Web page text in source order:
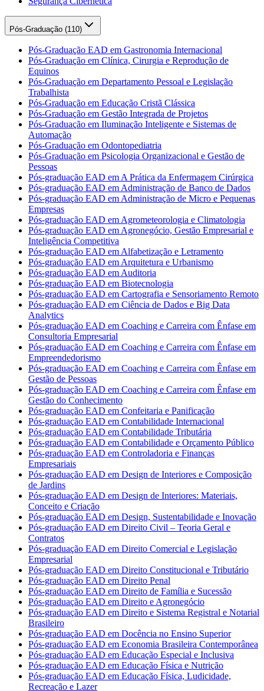
Pós-Graduação (110)
Pós-Graduação EAD em Gastronomia Internacional
Pós-Graduação em Clínica, Cirurgia e Reprodução de
Equinos
Pós-Graduação em Departamento Pessoal e Legislação
Trabalhista
Pós-Graduação em Educação Cristã Clássica
Pós-Graduação em Gestão Integrada de Projetos
Pós-Graduação em Iluminação Inteligente e Sistemas de
Automação
Pós-Graduação em Odontopediatria
Pós-Graduação em Psicologia Organizacional e Gestão de
Pessoas
Pós-graduação EAD em A Prática da Enfermagem Cirúrgica
Pós-graduação EAD em Administração de Banco de Dados
Pós-graduação EAD em Administração de Micro e Pequenas
Empresas
Pós-graduação EAD em Agrometeorologia e Climatologia
Pós-graduação EAD em Agronegócio, Gestão Empresarial e
Inteligência Competitiva
Pós-graduação EAD em Alfabetização e Letramento
Pós-graduação EAD em Arquitetura e Urbanismo
Pós-graduação EAD em Auditoria
Pós-graduação EAD em Biotecnologia
Pós-graduação EAD em Cartografia e Sensoriamento Remoto
Pós-graduação EAD em Ciência de Dados e Big Data
Analytics
Pós-graduação EAD em Coaching e Carreira com Ênfase em
Consultoria Empresarial
Pós-graduação EAD em Coaching e Carreira com Ênfase em
Empreendedorismo
Pós-graduação EAD em Coaching e Carreira com Ênfase em
Gestão de Pessoas
Pós-graduação EAD em Coaching e Carreira com Ênfase em
Gestão do Conhecimento
Pós-graduação EAD em Confeitaria e Panificação
Pós-graduação EAD em Contabilidade Internacional
Pós-graduação EAD em Contabilidade Tributária
Pós-graduação EAD em Contabilidade e Orçamento Público
Pós-graduação EAD em Controladoria e Finanças
Empresariais
Pós-graduação EAD em Design de Interiores e Composição
de Jardins
Pós-graduação EAD em Design de Interiores: Materiais,
Conceito e Criação
Pós-graduação EAD em Design, Sustentabilidade e Inovação
Pós-graduação EAD em Direito Civil – Teoria Geral e
Contratos
Pós-graduação EAD em Direito Comercial e Legislação
Empresarial
Pós-graduação EAD em Direito Constitucional e Tributário
Pós-graduação EAD em Direito Penal
Pós-graduação EAD em Direito de Família e Sucessão
Pós-graduação EAD em Direito e Agronegócio
Pós-graduação EAD em Direito e Sistema Registral e Notarial
Brasileiro
Pós-graduação EAD em Docência no Ensino Superior
Pós-graduação EAD em Economia Brasileira Contemporânea
Pós-graduação EAD em Educação Especial e Inclusiva
Pós-graduação EAD em Educação Física e Nutrição
Pós-graduação EAD em Educação Física, Ludicidade,
Recreação e Lazer